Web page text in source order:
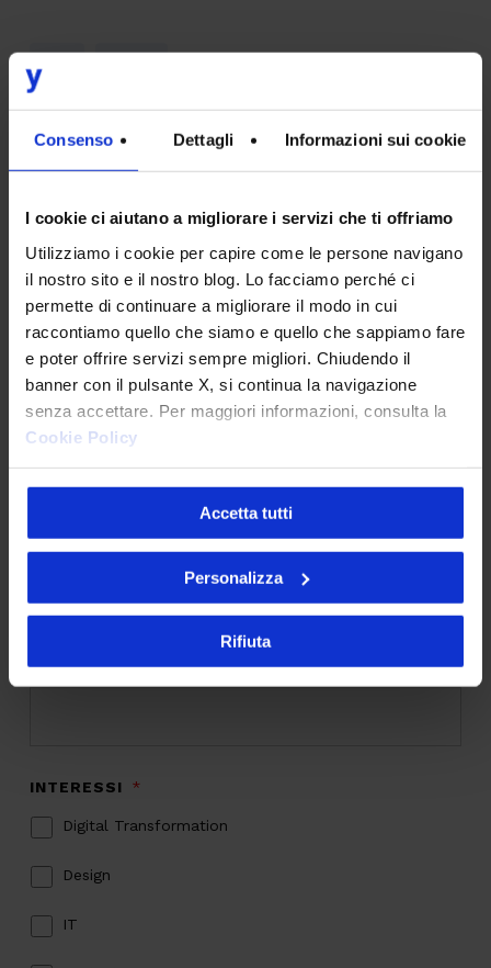
Consenso Dettagli Informazioni sui cookie
I cookie ci aiutano a migliorare i servizi che ti offriamo
Utilizziamo i cookie per capire come le persone navigano
il nostro sito e il nostro blog. Lo facciamo perché ci
permette di continuare a migliorare il modo in cui
raccontiamo quello che siamo e quello che sappiamo fare
e poter offrire servizi sempre migliori. Chiudendo il
banner con il pulsante X, si continua la navigazione
senza accettare. Per maggiori informazioni, consulta la
Cookie Policy
Accetta tutti
Personalizza
Rifiuta
Riccardo Martini
Technical Project Manager
Un'esperienza di oltre 20 anni in Intesys nella
realizzazione di progetti digitali ha permesso a
Riccardo di acquisire una solida seniority nella
progettazione e gestione di soluzioni complesse di
sviluppati con Liferay.
EMAIL *
INTERESSI *
Digital Transformation
Design
IT